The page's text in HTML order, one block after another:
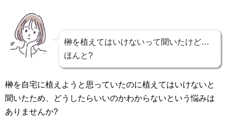
榊を植えてはいけないって聞いたけど…
ほんと?
榊を自宅に植えようと思っていたのに植えてはいけないと
聞いたため、どうしたらいいのかわからないという悩みは
ありませんか?